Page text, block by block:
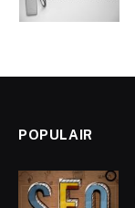
POPULAIR